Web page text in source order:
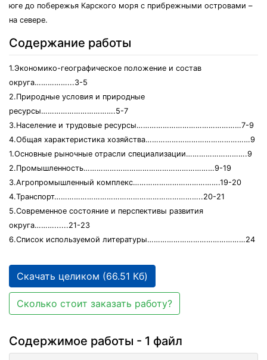
юге до побережья Карского моря с прибрежными островами –
на севере.
Содержание работы
1.Экономико-географическое положение и состав
округа……………...3-5
2.Природные условия и природные
ресурсы…………………………….5-7
3.Население и трудовые ресурсы…………………………………………7-9
4.Общая характеристика хозяйства…………………………………………9
1.Основные рыночные отрасли специализации……………………….9
2.Промышленность……………………………………………………9-19
3.Агропромышленный комплекс………………………………….19-20
4.Транспорт…………………………………………………………..20-21
5.Современное состояние и перспективы развития
округа………......21-23
6.Список используемой литературы………………………………………24
Скачать целиком (66.51 Кб)
Сколько стоит заказать работу?
Содержимое работы - 1 файл